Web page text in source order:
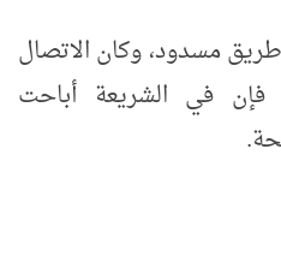
مسدود، وكان الاتصال
فإن في الشريعة أباحت